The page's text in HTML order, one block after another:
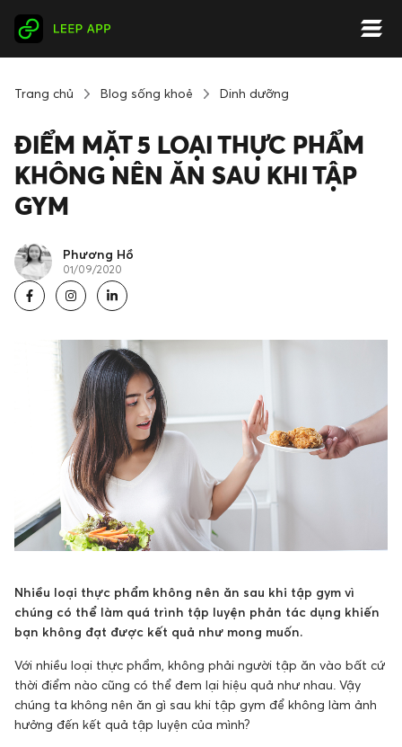
Trang chủ Blog sống khoẻ Dinh dưỡng
ĐIỂM MẶT 5 LOẠI THỰC PHẨM
KHÔNG NÊN ĂN SAU KHI TẬP
GYM
Phương Hồ
01/09/2020
Nhiều loại thực phẩm không nên ăn sau khi tập gym vì
chúng có thể làm quá trình tập luyện phản tác dụng khiến
bạn không đạt được kết quả như mong muốn.
Với nhiều loại thực phẩm, không phải người tập ăn vào bất cứ
thời điểm nào cũng có thể đem lại hiệu quả như nhau. Vậy
chúng ta không nên ăn gì sau khi tập gym để không làm ảnh
hưởng đến kết quả tập luyện của mình?